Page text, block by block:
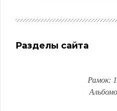
Разделы сайта
Рамок: